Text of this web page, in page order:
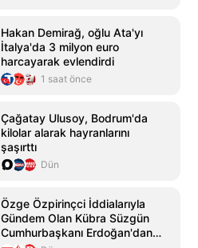
Hakan Demirağ, oğlu Ata'yı
İtalya'da 3 milyon euro
harcayarak evlendirdi
1 saat önce
Çağatay Ulusoy, Bodrum'da
kilolar alarak hayranlarını
şaşırttı
Dün
Özge Özpirinçci İddialarıyla
Gündem Olan Kübra Süzgün
Cumhurbaşkanı Erdoğan'dan